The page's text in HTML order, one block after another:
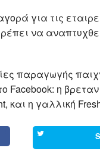
για τις
να
παραγωγής
Facebook: η
και η γαλλική